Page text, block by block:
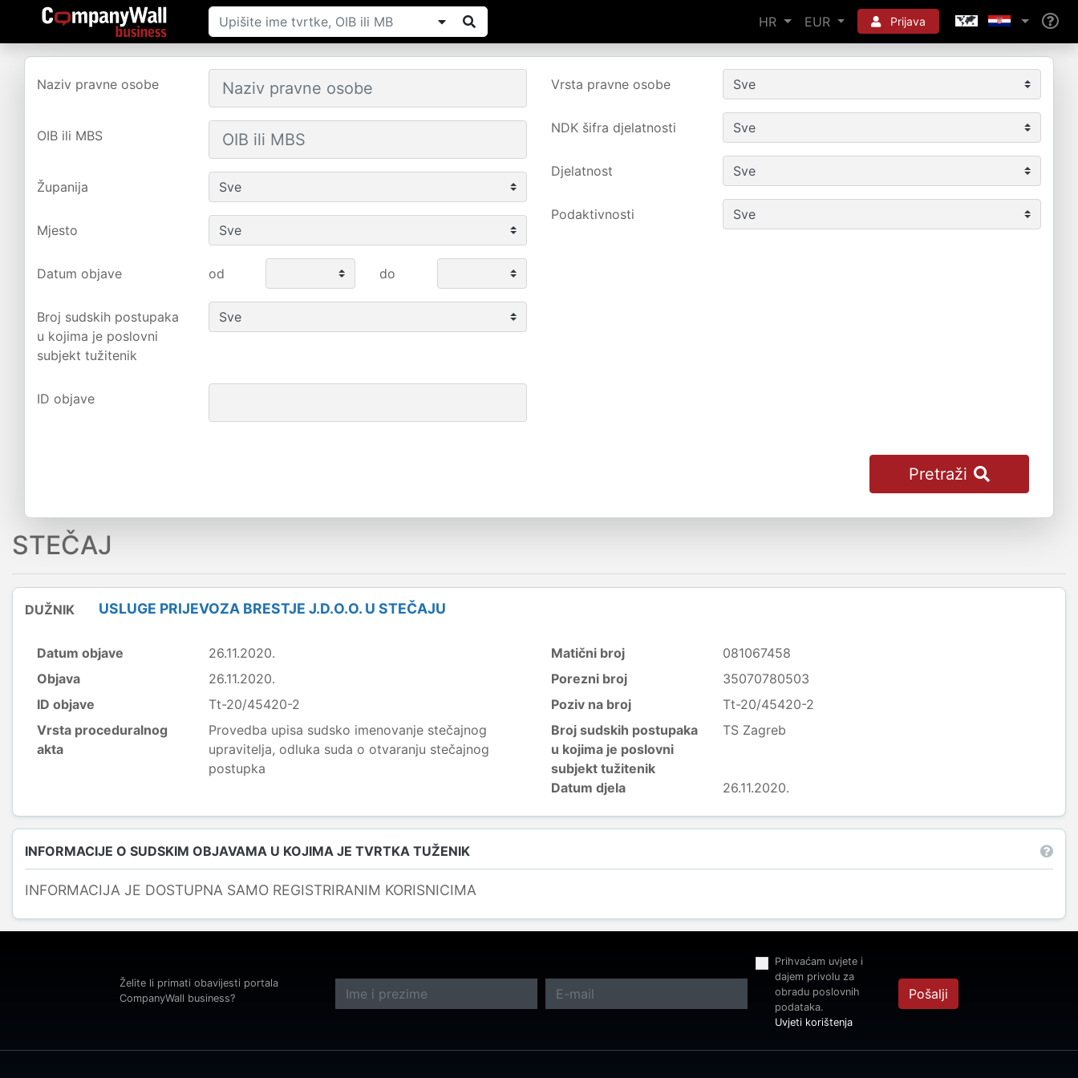
HR EUR Prijava
Naziv pravne osobe
OIB ili MBS
Županija
Mjesto
Vrsta pravne osobe
NDK šifra djelatnosti
Djelatnost
Podaktivnosti
Datum objave od do
Broj sudskih postupaka
u kojima je poslovni
subjekt tužitenik
ID objave
Pretraži
STEČAJ
DUŽNIK USLUGE PRIJEVOZA BRESTJE J.D.O.O. U STEČAJU
Datum objave
26.11.2020.
Objava
26.11.2020.
ID objave
Tt-20/45420-2
Vrsta proceduralnog
akta
Provedba upisa sudsko imenovanje stečajnog
upravitelja, odluka suda o otvaranju stečajnog
postupka
Matični broj
081067458
Porezni broj
35070780503
Poziv na broj
Tt-20/45420-2
Broj sudskih postupaka
u kojima je poslovni
subjekt tužitenik
TS Zagreb
Datum djela 26.11.2020.
INFORMACIJE O SUDSKIM OBJAVAMA U KOJIMA JE TVRTKA TUŽENIK
INFORMACIJA JE DOSTUPNA SAMO REGISTRIRANIM KORISNICIMA
Želite li primati obavijesti portala
CompanyWall business?
Prihvaćam uvjete i
dajem privolu za
obradu poslovnih
podataka.
Uvjeti korištenja
Pošalji